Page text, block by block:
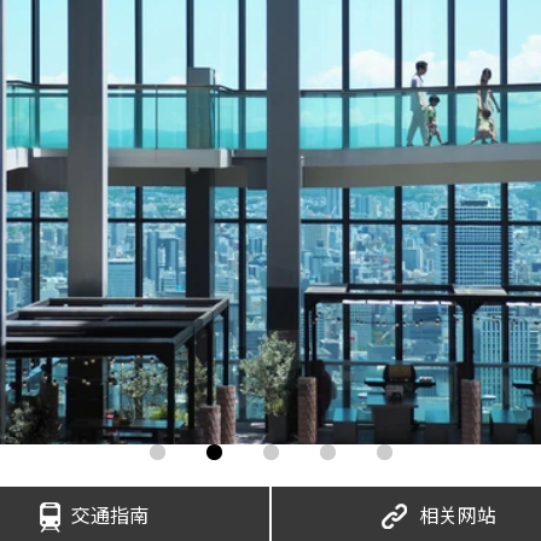
交通指南 相关网站